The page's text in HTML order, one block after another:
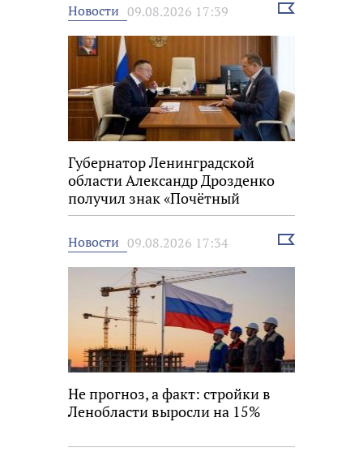
Новости 09.08.2026 17:39
Выбрать
Губернатор Ленинградской
области Александр Дрозденко
получил знак «Почётный
строитель России»
Новости 09.08.2026 17:34
Выбрать
Не прогноз, а факт: стройки в
Ленобласти выросли на 15%